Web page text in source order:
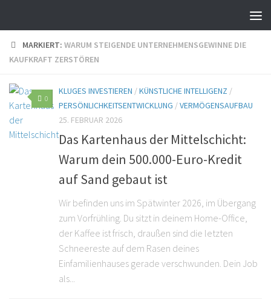
MARKIERT: WARUM STEIGENDE UNTERNEHMENSGEWINNE DIE
KAUFKRAFT ZERSTÖREN
0
KLUGES INVESTIEREN /KÜNSTLICHE INTELLIGENZ /
PERSÖNLICHKEITSENTWICKLUNG /VERMÖGENSAUFBAU
25. FEBRUAR 2026
Das Kartenhaus der Mittelschicht:
Warum dein 500.000-Euro-Kredit
auf Sand gebaut ist
Wir befinden uns im Spätwinter 2026, im Übergang
zum Vorfrühling. Du sitzt in deinem Home-Office,
der Kaffee ist frisch, draußen sind die letzten
Schneereste auf dem Rasen deines
Einfamilienhauses gerade verschwunden. Dein Job
als...